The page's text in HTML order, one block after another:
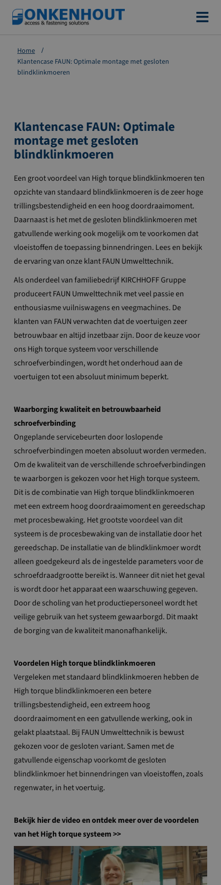
Ga
naar
inhoud
Home
Klantencase FAUN: Optimale montage met gesloten
blindklinkmoeren
Klantencase FAUN: Optimale
montage met gesloten
blindklinkmoeren
Een groot voordeel van High torque blindklinkmoeren ten
opzichte van standaard blindklinkmoeren is de zeer hoge
trillingsbestendigheid en een hoog doordraaimoment.
Daarnaast is het met de gesloten blindklinkmoeren met
gatvullende werking ook mogelijk om te voorkomen dat
vloeistoffen de toepassing binnendringen. Lees en bekijk
de ervaring van onze klant FAUN Umwelttechnik.
Als onderdeel van familiebedrijf KIRCHHOFF Gruppe
produceert FAUN Umwelttechnik met veel passie en
enthousiasme vuilniswagens en veegmachines. De
klanten van FAUN verwachten dat de voertuigen zeer
betrouwbaar en altijd inzetbaar zijn. Door de keuze voor
ons High torque systeem voor verschillende
schroefverbindingen, wordt het onderhoud aan de
voertuigen tot een absoluut minimum beperkt.
Waarborging kwaliteit en betrouwbaarheid
schroefverbinding
Ongeplande servicebeurten door loslopende
schroefverbindingen moeten absoluut worden vermeden.
Om de kwaliteit van de verschillende schroefverbindingen
te waarborgen is gekozen voor het High torque systeem.
Dit is de combinatie van High torque blindklinkmoeren
met een extreem hoog doordraaimoment en gereedschap
met procesbewaking. Het grootste voordeel van dit
systeem is de procesbewaking van de installatie door het
gereedschap. De installatie van de blindklinkmoer wordt
alleen goedgekeurd als de ingestelde parameters voor de
schroefdraadgrootte bereikt is. Wanneer dit niet het geval
is wordt door het apparaat een waarschuwing gegeven.
Door de scholing van het productiepersoneel wordt het
veilige gebruik van het systeem gewaarborgd. Dit maakt
de borging van de kwaliteit manonafhankelijk.
Voordelen High torque blindklinkmoeren
Vergeleken met standaard blindklinkmoeren hebben de
High torque blindklinkmoeren een betere
trillingsbestendigheid, een extreem hoog
doordraaimoment en een gatvullende werking, ook in
gelakt plaatstaal. Bij FAUN Umwelttechnik is bewust
gekozen voor de gesloten variant. Samen met de
gatvullende eigenschap voorkomt de gesloten
blindklinkmoer het binnendringen van vloeistoffen, zoals
regenwater, in het voertuig.
Bekijk hier de video en ontdek meer over de voordelen
van het High torque systeem >>